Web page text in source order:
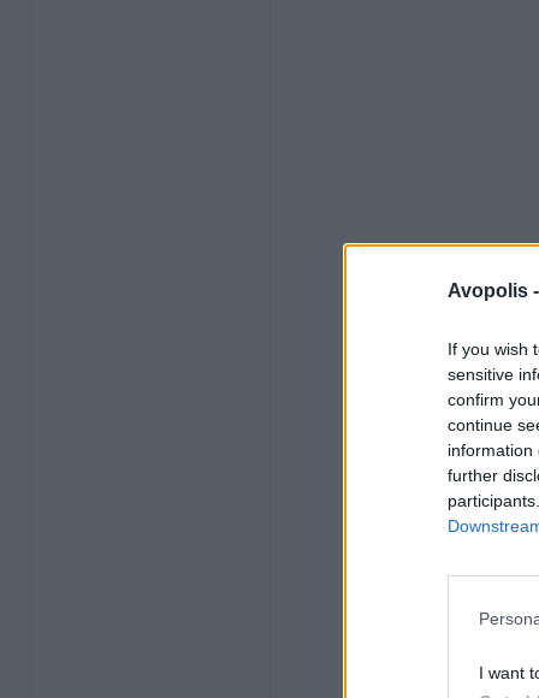
Avopolis -
If you wish
sensitive
confirm
continue
information
further
I want